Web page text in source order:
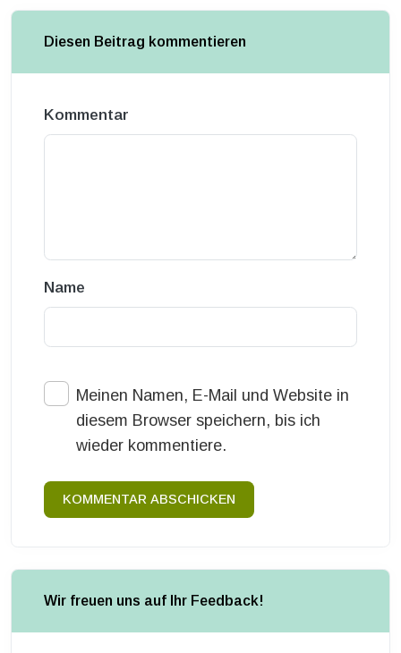
Diesen Beitrag kommentieren
Kommentar
Name
Meinen Namen, E-Mail und Website in
diesem Browser speichern, bis ich
wieder kommentiere.
KOMMENTAR ABSCHICKEN
Wir freuen uns auf Ihr Feedback!